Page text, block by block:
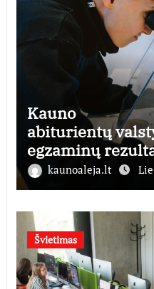
Kauno
abiturientų
egzaminų
šalyjekaunoaleja.lt
Švietimas